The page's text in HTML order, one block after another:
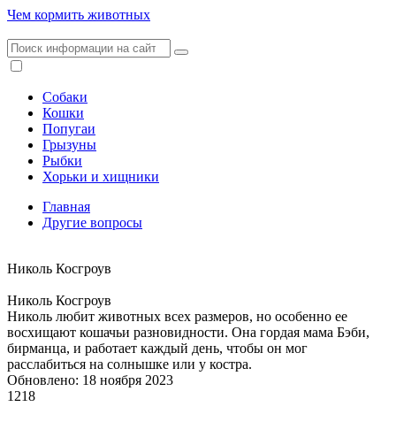
Чем кормить животных
Собаки
Кошки
Попугаи
Грызуны
Рыбки
Хорьки и хищники
Главная
Другие вопросы
Николь Косгроув
Николь Косгроув
Николь любит животных всех размеров, но особенно ее
восхищают кошачьи разновидности. Она гордая мама Бэби,
бирманца, и работает каждый день, чтобы он мог
расслабиться на солнышке или у костра.
Обновлено: 18 ноября 2023
1218